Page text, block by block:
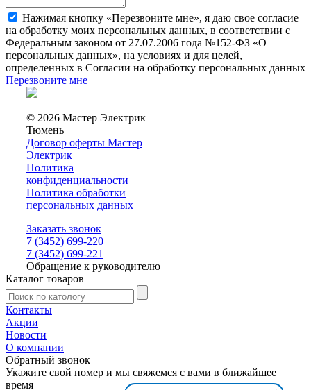
Нажимая кнопку «Перезвоните мне», я даю свое согласие
на обработку моих персональных данных, в соответствии с
Федеральным законом от 27.07.2006 года №152-ФЗ «О
персональных данных», на условиях и для целей,
определенных в Согласии на обработку персональных данных
Перезвоните мне
© 2026 Мастер Электрик
Тюмень
Договор оферты Мастер
Электрик
Политика
конфиденциальности
Политика обработки
персональных данных
Заказать звонок
7 (3452) 699-220
7 (3452) 699-221
Обращение к руководителю
Каталог товаров
Контакты
Акции
Новости
О компании
Обратный звонок
Укажите свой номер и мы свяжемся с вами в ближайшее
время